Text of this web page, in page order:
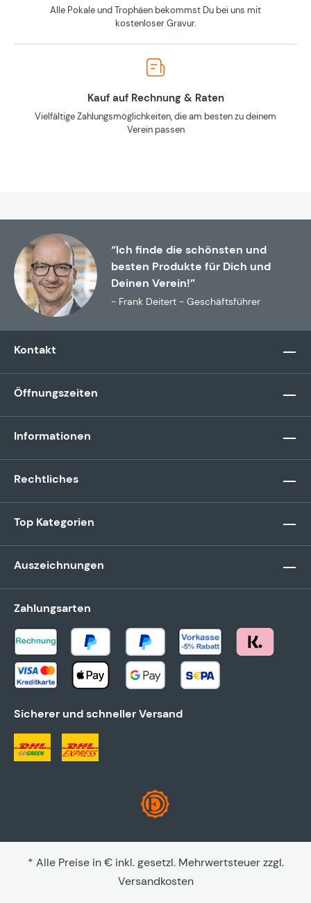
Alle Pokale und Trophäen bekommst Du bei uns mit
kostenloser Gravur.
Kauf auf Rechnung & Raten
Vielfältige Zahlungsmöglichkeiten, die am besten zu deinem
Verein passen
“Ich finde die schönsten und
besten Produkte für Dich und
Deinen Verein!”
- Frank Deitert - Geschäftsführer
Kontakt
Öffnungszeiten
Informationen
Rechtliches
Top Kategorien
Auszeichnungen
Zahlungsarten
Sicherer und schneller Versand
* Alle Preise in € inkl. gesetzl. Mehrwertsteuer zzgl.
Versandkosten